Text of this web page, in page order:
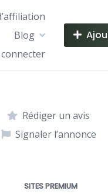
Blog
connecter
Rédiger un avis
Signaler l’annonce
SITES PREMIUM